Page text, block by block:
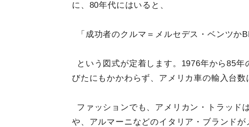
に、80年代にはいると、
「成功者のクルマ＝メルセデス・ベンツか
という図式が定着します。1976年から85
びたにもかかわらず、アメリカ車の輸入台数
ファッションでも、アメリカン・トラッド
や、アルマーニなどのイタリア・ブランド